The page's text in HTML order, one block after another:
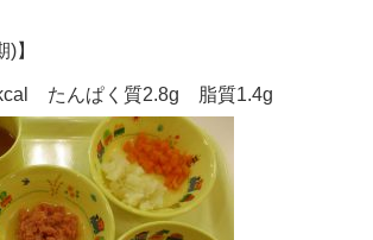
)】
たんぱく質2.8g 脂質1.4g